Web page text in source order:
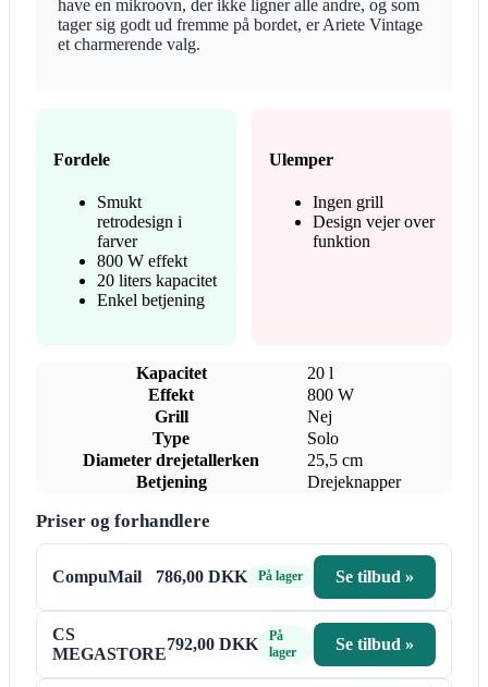
have en mikroovn, der ikke ligner alle andre, og som
tager sig godt ud fremme på bordet, er Ariete Vintage
et charmerende valg.
Fordele
Smukt
retrodesign i
farver
800 W effekt
20 liters kapacitet
Enkel betjening
Ulemper
Ingen grill
Design vejer over
funktion
Kapacitet
20 l
Effekt
800 W
Grill
Nej
Type
Solo
Diameter drejetallerken
25,5 cm
Betjening
Drejeknapper
Priser og forhandlere
CompuMail 786,00 DKK På lager Se tilbud »
CS
MEGASTORE
792,00 DKK
På
lager
Se tilbud »